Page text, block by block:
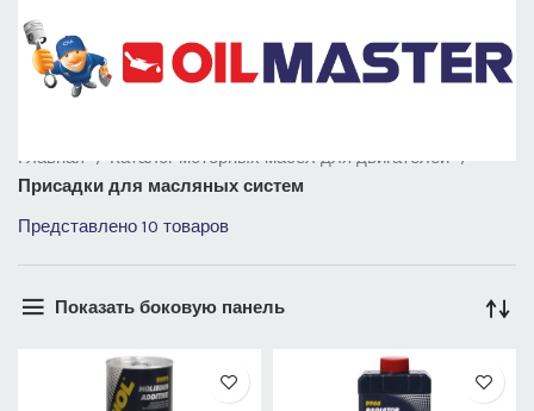
Главная
Каталог моторных масел для двигателей
Присадки для масляных систем
Представлено 10 товаров
Показать боковую панель